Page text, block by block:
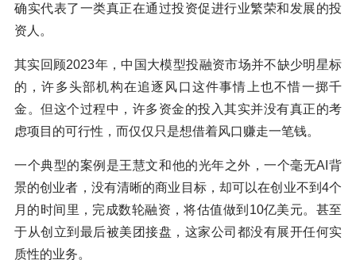
确实代表了一类真正在通过投资促进行业繁荣和发展的投
资人。
其实回顾2023年，中国大模型投融资市场并不缺少明星标
的，许多头部机构在追逐风口这件事情上也不惜一掷千
金。但这个过程中，许多资金的投入其实并没有真正的考
虑项目的可行性，而仅仅只是想借着风口赚走一笔钱。
一个典型的案例是王慧文和他的光年之外，一个毫无AI背
景的创业者，没有清晰的商业目标，却可以在创业不到4个
月的时间里，完成数轮融资，将估值做到10亿美元。甚至
于从创立到最后被美团接盘，这家公司都没有展开任何实
质性的业务。